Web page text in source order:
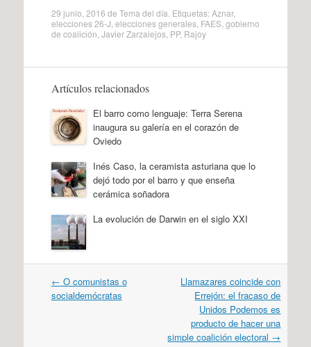
29 junio, 2016 de Tema del día . Etiquetas:Aznar,
elecciones 26-J elecciones generales, FAES, gobierno
de coalición Javier Zarzalejos, PP, Rajoy
Artículos relacionados
El barro como lenguaje: Terra Serena
inaugura su galería en el corazón de
Oviedo
Inés Caso, la ceramista asturiana que lo
dejó todo por el barro y que enseña
cerámica soñadora
La evolución de Darwin en el siglo XXI
Navegación
por
← O comunistas o
socialdemócratas
Llamazares coincide con
Errejón: el fracaso de
Unidos Podemos es
producto de hacer una
simple coalición electoral →